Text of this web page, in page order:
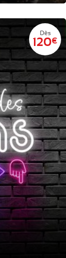
Dès
120€